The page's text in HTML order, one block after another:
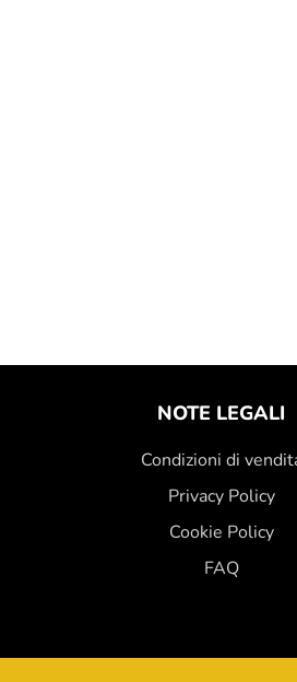
NOTE LEGALI
Condizioni di
Privacy Policy
Cookie Policy
FAQ